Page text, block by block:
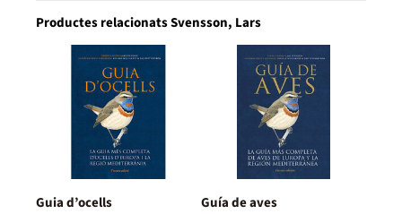
Productes relacionats Svensson, Lars
Guia d’ocells Guía de aves